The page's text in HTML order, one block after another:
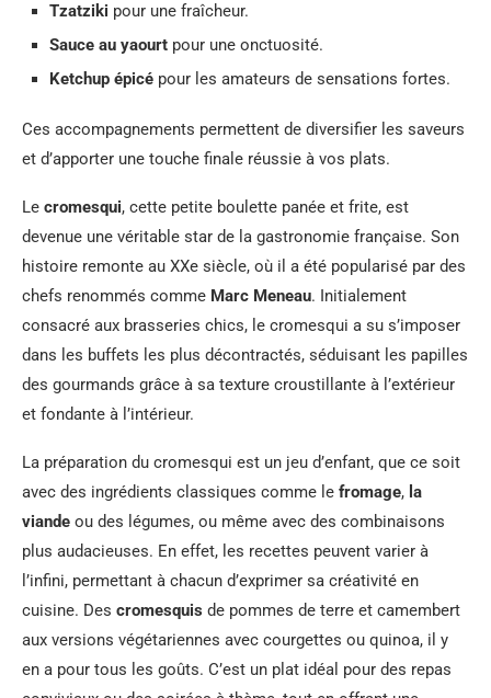
Tzatziki pour une fraîcheur.
Sauce au yaourt pour une onctuosité.
Ketchup épicé pour les amateurs de sensations fortes.
Ces accompagnements permettent de diversifier les saveurs
et d’apporter une touche finale réussie à vos plats.
Le cromesqui, cette petite boulette panée et frite, est
devenue une véritable star de la gastronomie française. Son
histoire remonte au XXe siècle, où il a été popularisé par des
chefs renommés comme Marc Meneau. Initialement
consacré aux brasseries chics, le cromesqui a su s’imposer
dans les buffets les plus décontractés, séduisant les papilles
des gourmands grâce à sa texture croustillante à l’extérieur
et fondante à l’intérieur.
La préparation du cromesqui est un jeu d’enfant, que ce soit
avec des ingrédients classiques comme le fromage, la
viande ou des légumes, ou même avec des combinaisons
plus audacieuses. En effet, les recettes peuvent varier à
l’infini, permettant à chacun d’exprimer sa créativité en
cuisine. Des cromesquis de pommes de terre et camembert
aux versions végétariennes avec courgettes ou quinoa, il y
en a pour tous les goûts. C’est un plat idéal pour des repas